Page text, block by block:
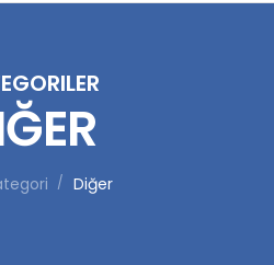
/ Diğer